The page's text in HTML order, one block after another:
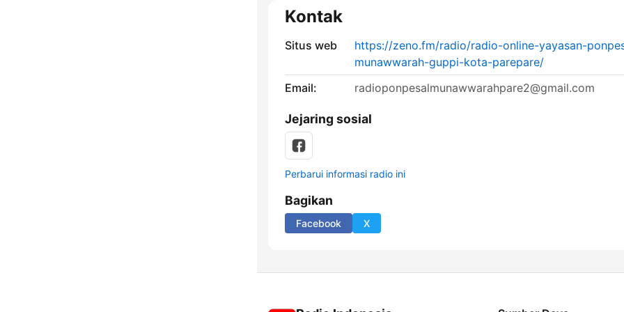
Kontak
Situs web
https://zeno.fm/radio/radio-online-yayasan-
munawwarah-guppi-kota-parepare/
Email:
radioponpesalmunawwarahpare2@gmail.com
Jejaring sosial
Perbarui informasi radio ini
Bagikan
Facebook X